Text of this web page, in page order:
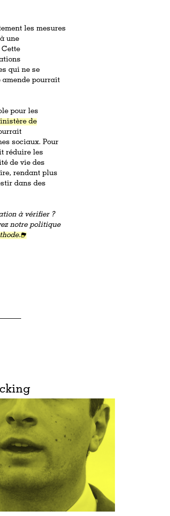
les mesures
une
Cette
qui ne se
amende pourrait
pour les
de
sociaux. Pour
réduire les
de vie des
rendant plus
dans des
à vérifier ?
notre politique